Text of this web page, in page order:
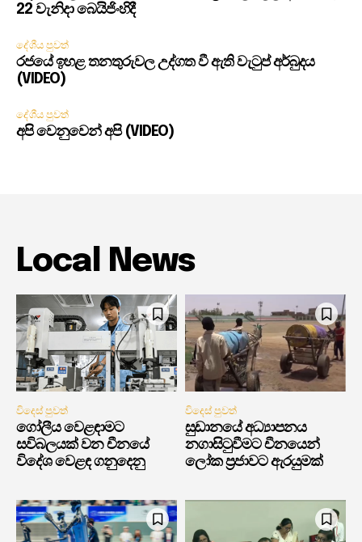
22 වැනිදා බෙයිජිංහිදී
දේශීය පුවත්
රජයේ ඉහළ තනතුරුවල උද්ගත වී ඇති වැටුප් අර්බුදය
(VIDEO)
දේශීය පුවත්
අපි වෙනුවෙන් අපි (VIDEO)
Local News
විදෙස් පුවත්
ගෝලීය වෙළඳාමට
සවිබලයක් වන චීනයේ
විදේශ වෙළඳ ගනුදෙනු
විදෙස් පුවත්
සුඩානයේ අධ්‍යාපනය
නගාසිටුවීමට චීනයෙන්
ලෝක ප්‍රජාවට ඇරයුමක්